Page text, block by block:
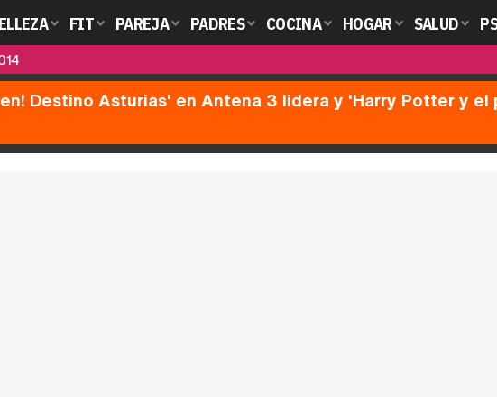
FIT PAREJA PADRES COCINA HOGAR SALUD
Destino Asturias' en Antena 3 lidera y 'Harry Potter y